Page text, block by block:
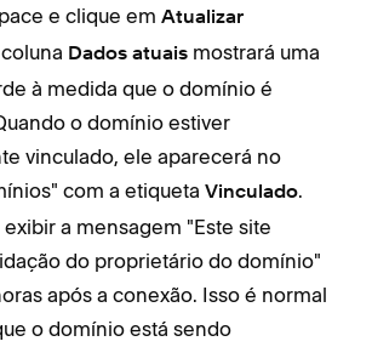
e clique em Atualizar
Dados atuais mostrará uma
à medida que o domínio é
o domínio estiver
vinculado, ele aparecerá no
com a etiqueta Vinculado.
a mensagem "Este site
do proprietário do domínio"
após a conexão. Isso é normal
o domínio está sendo